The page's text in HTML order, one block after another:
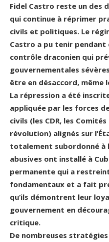
Fidel Castro reste un des
qui continue à réprimer
civils et politiques. Le
Castro a pu tenir pendant
contrôle draconien qui
gouvernementales
être en désaccord, même
La répression a été
appliquée par les forces
civils (les CDR, les
révolution) alignés sur
totalement subordonné à
abusives ont installé à
permanente qui a
fondamentaux et a fait
qu’ils démontrent leur
gouvernement en
critique.
De nombreuses